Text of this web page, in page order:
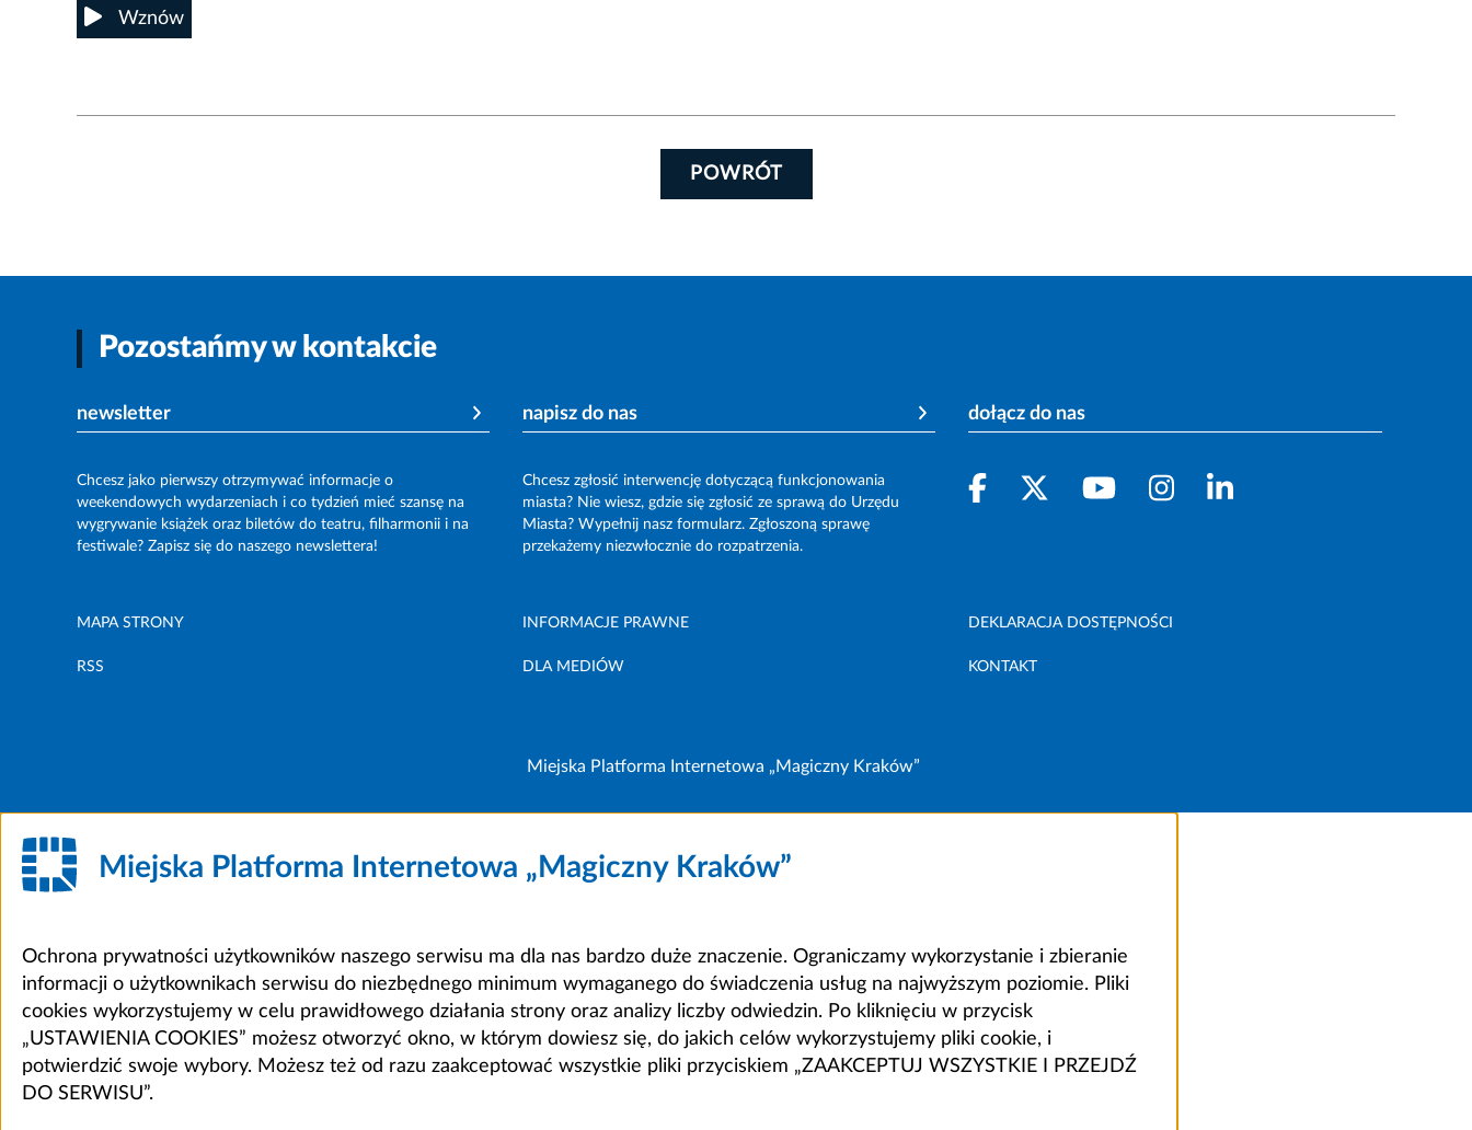
Wznów
POWRÓT
Pozostańmy w kontakcie
newsletter
Chcesz jako pierwszy otrzymywać informacje o
weekendowych wydarzeniach i co tydzień mieć szansę na
wygrywanie książek oraz biletów do teatru, filharmonii i na
festiwale? Zapisz się do naszego newslettera!
napisz do nas
Chcesz zgłosić interwencję dotyczącą funkcjonowania
miasta? Nie wiesz, gdzie się zgłosić ze sprawą do Urzędu
Miasta? Wypełnij nasz formularz. Zgłoszoną sprawę
przekażemy niezwłocznie do rozpatrzenia.
dołącz do nas
MAPA STRONY INFORMACJE PRAWNE DEKLARACJA DOSTĘPNOŚCI
RSS DLA MEDIÓW KONTAKT
Miejska Platforma Internetowa „Magiczny Kraków”
Miejska Platforma Internetowa „Magiczny Kraków”
Ochrona prywatności użytkowników naszego serwisu ma dla nas bardzo duże znaczenie. Ograniczamy wykorzystanie i zbieranie
informacji o użytkownikach serwisu do niezbędnego minimum wymaganego do świadczenia usług na najwyższym poziomie. Pliki
cookies wykorzystujemy w celu prawidłowego działania strony oraz analizy liczby odwiedzin. Po kliknięciu w przycisk
„USTAWIENIA COOKIES” możesz otworzyć okno, w którym dowiesz się, do jakich celów wykorzystujemy pliki cookie, i
potwierdzić swoje wybory. Możesz też od razu zaakceptować wszystkie pliki przyciskiem „ZAAKCEPTUJ WSZYSTKIE I PRZEJDŹ
DO SERWISU”.